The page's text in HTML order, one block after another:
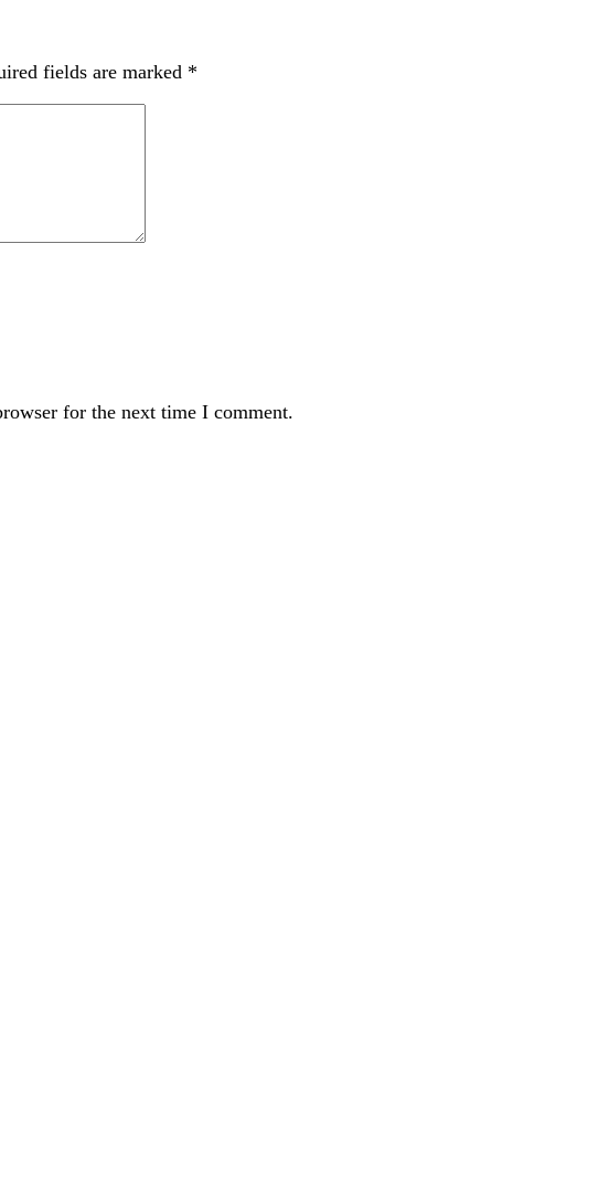
fields are marked *
for the next time I comment.